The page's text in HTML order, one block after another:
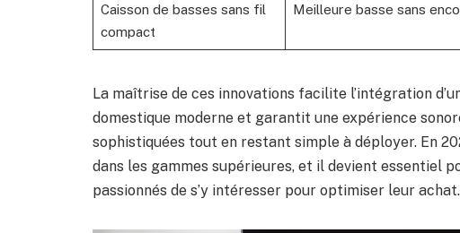
Caisson de basses sans fil
compact
Meilleure basse sans
La maîtrise de ces innovations facilite l’intégration
domestique moderne et garantit une expérience
sophistiquées tout en restant simple à déployer. En
dans les gammes supérieures, et il devient essentiel
passionnés de s’y intéresser pour optimiser leur achat.